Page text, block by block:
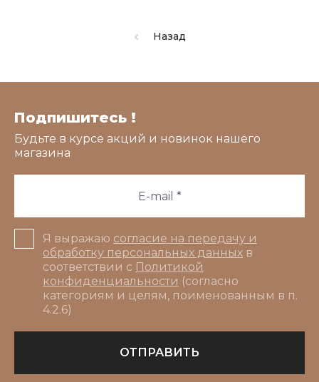
Назад
Подпишитесь !
Будьте в курсе акций и новинок нашего
магазина
Я выражаю согласие на передачу и
обработку персональных данных в
соответствии с Политикой
конфиденциальности (согласно
категориям и целям, поименованным в п.
4.2.6)
ОТПРАВИТЬ